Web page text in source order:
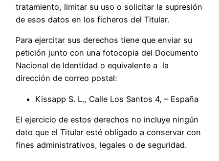
tratamiento, limitar su uso o solicitar la supresión
de esos datos en los ficheros del Titular.
Para ejercitar sus derechos tiene que enviar su
petición junto con una fotocopia del Documento
Nacional de Identidad o equivalente a la
dirección de correo postal:
Kissapp S. L., Calle Los Santos 4, – España
El ejercicio de estos derechos no incluye ningún
dato que el Titular esté obligado a conservar con
fines administrativos, legales o de seguridad.